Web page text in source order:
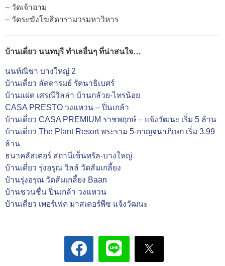
– วัดเจ้าอาม
– วัดระฆังโฆสิดารามวรมหาวิหาร
บ้านเดี่ยว นนทบุรี ทำเลอื่นๆ ที่น่าสนใจ…
นนท์ณิชา บางใหญ่ 2
บ้านเดี่ยว ลัดดารมย์ รัตนาธิเบศร์
บ้านแฝด เศรณีวิลล่า บ้านกล้วย-ไทรน้อย
CASA PRESTO วงแหวน – ปิ่นเกล้า
บ้านเดี่ยว CASA PREMIUM ราชพฤกษ์ – แจ้งวัฒนะ เริ่ม 5 ล้าน
บ้านเดี่ยว The Plant Resort พระราม 5-กาญจนาภิเษก เริ่ม 3.99
ล้าน
ธนาคลัสเตอร์ สถานีเซ็นทรัล-บางใหญ่
บ้านเดี่ยว รุ่งอรุณ วิลล์ วัดส้มเกลี้ยง
บ้านรุ่งอรุณ วัดส้มเกลี้ยง Baan
บ้านชวนชื่น ปิ่นเกล้า วงแหวน
บ้านเดี่ยว เพอร์เฟค มาสเตอร์พีซ แจ้งวัฒนะ